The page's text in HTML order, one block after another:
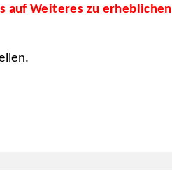
auf Weiteres zu erheblichen